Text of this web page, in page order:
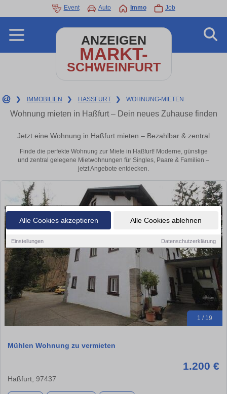
Alle Cookies akzeptieren Alle Cookies ablehnen
Einstellungen Datenschutzerklärung
Event Auto Immo Job
ANZEIGEN
MARKT-
SCHWEINFURT
❯ IMMOBILIEN ❯ HASSFURT ❯ WOHNUNG-MIETEN
Wohnung mieten in Haßfurt – Dein neues Zuhause finden
Jetzt eine Wohnung in Haßfurt mieten – Bezahlbar & zentral
Finde die perfekte Wohnung zur Miete in Haßfurt! Moderne, günstige
und zentral gelegene Mietwohnungen für Singles, Paare & Familien –
jetzt Angebote entdecken.
1 / 19
Mühlen Wohnung zu vermieten
1.200 €
Haßfurt, 97437